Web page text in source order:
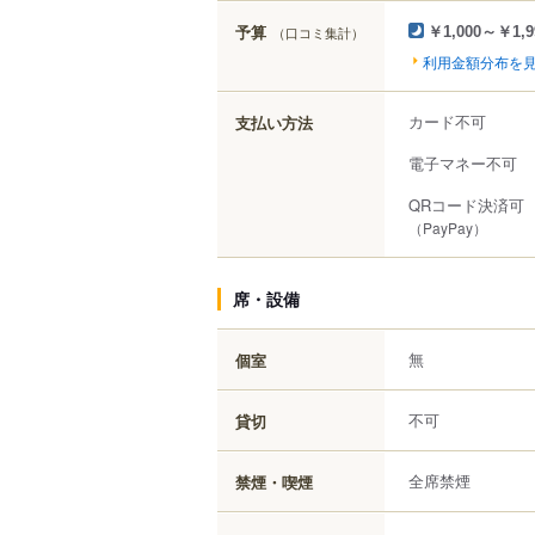
予算 （口コミ集計） ￥1,000～￥
利用金額分布を
支払い方法
カード不可
電子マネー不可
QRコード決済可
（PayPay）
席・設備
個室 無
貸切 不可
禁煙・喫煙 全席禁煙